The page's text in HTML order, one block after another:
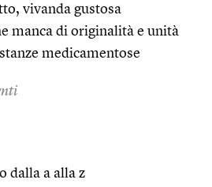
vivanda gustosa
manca di originalità e unità
medicamentose
dalla a alla z